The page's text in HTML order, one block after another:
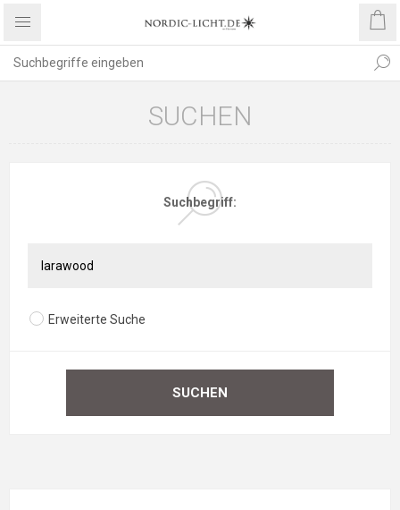
SUCHEN
Suchbegriff:
Erweiterte Suche
SUCHEN